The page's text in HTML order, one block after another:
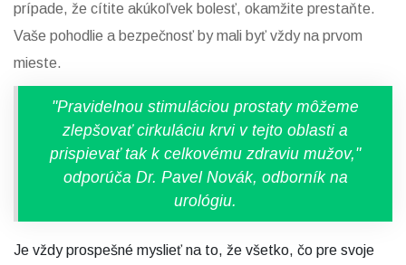
prípade, že cítite akúkoľvek bolesť, okamžite prestaňte.
Vaše pohodlie a bezpečnosť by mali byť vždy na prvom
mieste.
"Pravidelnou stimuláciou prostaty môžeme
zlepšovať cirkuláciu krvi v tejto oblasti a
prispievať tak k celkovému zdraviu mužov,"
odporúča Dr. Pavel Novák, odborník na
urológiu.
Je vždy prospešné myslieť na to, že všetko, čo pre svoje